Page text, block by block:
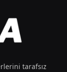
tarafsız